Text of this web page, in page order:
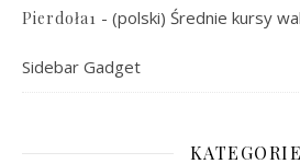
Pierdoła1 - (polski) Średnie kursy
Sidebar Gadget
KATEGORIE